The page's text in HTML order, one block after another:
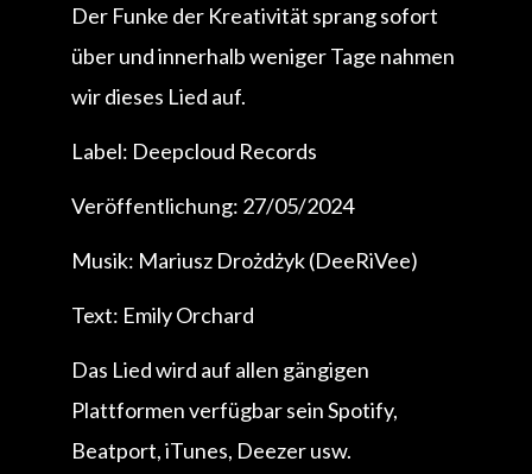
Der Funke der Kreativität sprang sofort
über und innerhalb weniger Tage nahmen
wir dieses Lied auf.
Label: Deepcloud Records
Veröffentlichung: 27/05/2024
Musik: Mariusz Drożdżyk (DeeRiVee)
Text: Emily Orchard
Das Lied wird auf allen gängigen
Plattformen verfügbar sein Spotify,
Beatport, iTunes, Deezer usw.